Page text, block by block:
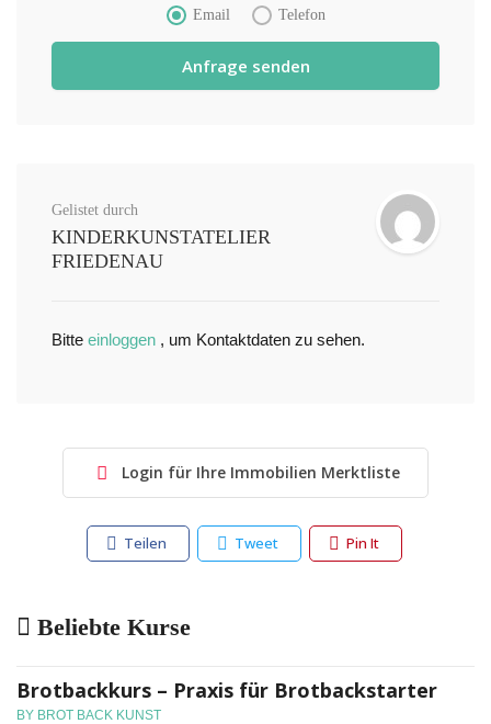
Email
Telefon
Gelistet durch
KINDERKUNSTATELIER
FRIEDENAU
Bitte einloggen , um Kontaktdaten zu sehen.
Login für Ihre Immobilien Merktliste
Teilen Tweet Pin It
Beliebte Kurse
Brotbackkurs – Praxis für Brotbackstarter
BY BROT BACK KUNST